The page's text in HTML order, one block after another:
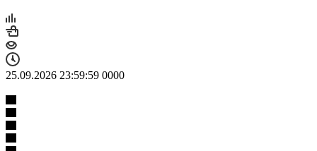
25.09.2026 23:59:59 0000